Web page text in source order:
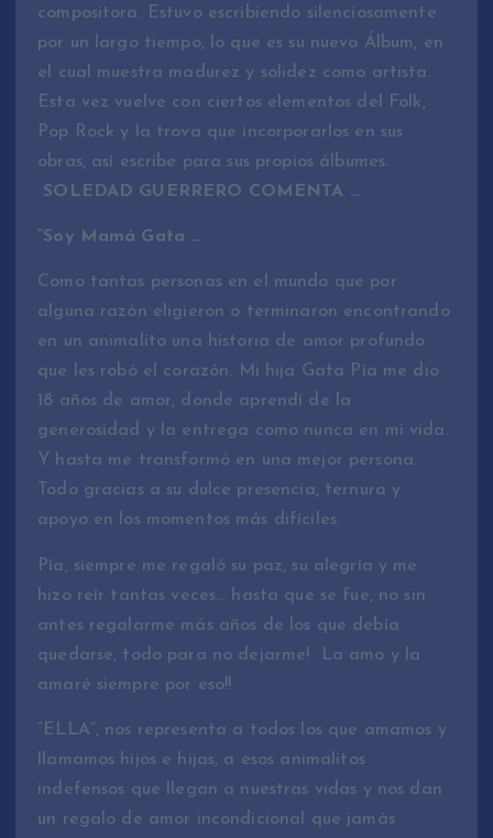
compositora. Estuvo escribiendo silenciosamente
por un largo tiempo, lo que es su nuevo Álbum, en
el cual muestra madurez y solidez como artista.
Esta vez vuelve con ciertos elementos del Folk,
Pop Rock y la trova que incorporarlos en sus
obras, así escribe para sus propios álbumes.
SOLEDAD GUERRERO COMENTA …
“Soy Mamá Gata …
Como tantas personas en el mundo que por
alguna razón eligieron o terminaron encontrando
en un animalito una historia de amor profundo
que les robó el corazón. Mi hija Gata Pía me dio
18 años de amor, donde aprendí de la
generosidad y la entrega como nunca en mi vida.
Y hasta me transformó en una mejor persona.
Todo gracias a su dulce presencia, ternura y
apoyo en los momentos más difíciles.
Pía, siempre me regaló su paz, su alegría y me
hizo reír tantas veces… hasta que se fue, no sin
antes regalarme más años de los que debía
quedarse, todo para no dejarme! La amo y la
amaré siempre por eso!!
“ELLA”, nos representa a todos los que amamos y
llamamos hijos e hijas, a esos animalitos
indefensos que llegan a nuestras vidas y nos dan
un regalo de amor incondicional que jamás